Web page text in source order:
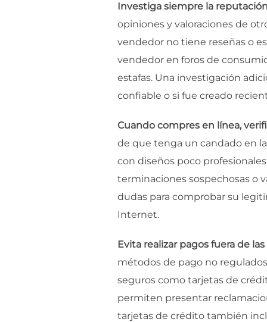
Investiga siempre la
opiniones y valoraciones de
vendedor no tiene reseñas o
vendedor en foros de
estafas. Una investigación
confiable o si fue creado
Cuando compres en línea,
de que tenga un candado en
con diseños poco
terminaciones sospechosas o
dudas para comprobar su
Internet.
Evita realizar pagos fuera de
métodos de pago no
seguros como tarjetas de
permiten presentar
tarjetas de crédito también